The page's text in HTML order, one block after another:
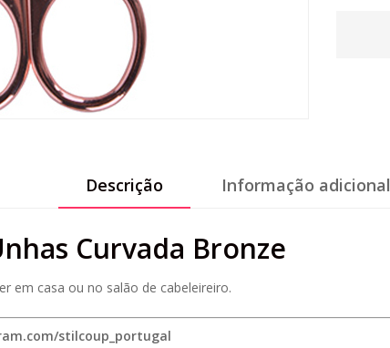
Descrição Informação adicional
Curvada Bronze
em casa ou no salão de cabeleireiro.
stilcoup_portugal